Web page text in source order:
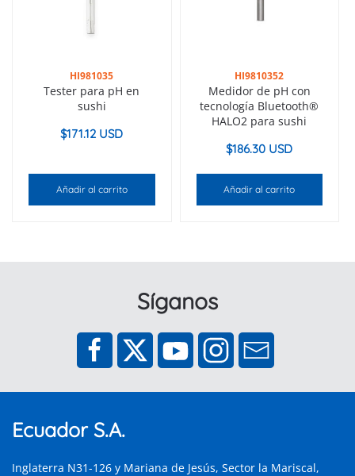
HI981035
Tester para pH en
sushi
$171.12 USD
Añadir al carrito
HI9810352
Medidor de pH con
tecnología Bluetooth®
HALO2 para sushi
$186.30 USD
Añadir al carrito
Síganos
Ecuador S.A.
Inglaterra N31-126 y Mariana de Jesús, Sector la Mariscal,